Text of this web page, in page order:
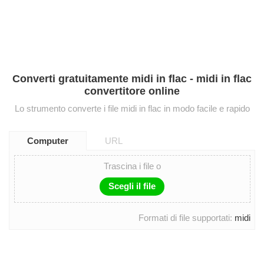
Converti gratuitamente midi in flac - midi in flac
convertitore online
Lo strumento converte i file midi in flac in modo facile e rapido
Computer URL
Trascina i file o
Scegli il file
Formati di file supportati: midi